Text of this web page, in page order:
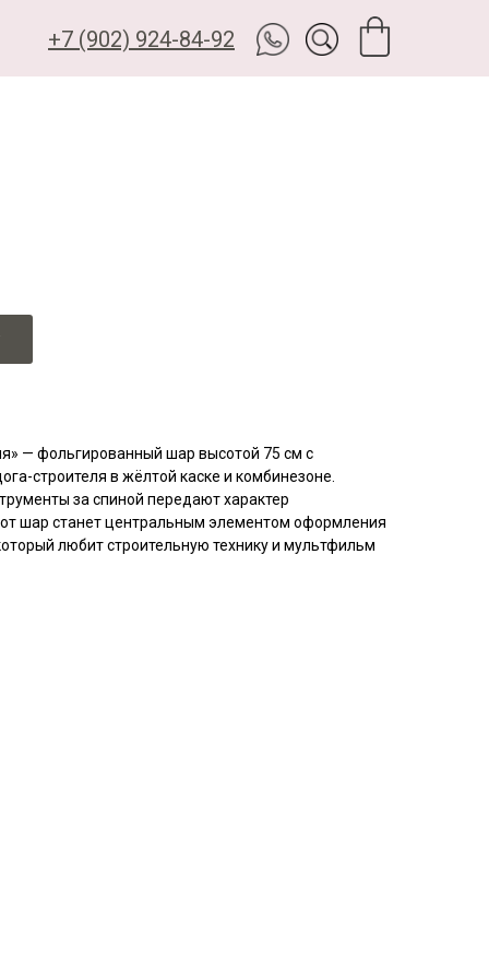
+7 (902) 924-84-92
— фольгированный шар высотой 75 см с
строителя в жёлтой каске и комбинезоне.
за спиной передают характер
шар станет центральным элементом оформления
любит строительную технику и мультфильм